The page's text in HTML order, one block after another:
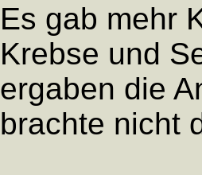
Es gab mehr
Krebse und
ergaben die
brachte nicht